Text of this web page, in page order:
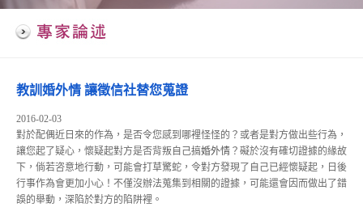
教訓婚外情 讓徵信社替您蒐證
2016-02-03
對於配偶近日來的作為，是否令您感到哪裡怪怪的？或者是對方做出些行為，
讓您起了疑心，懷疑起對方是否背叛自己搞婚外情 ？礙於沒有確切證據的緣故
下，倘若咨意地行動，可能會打草驚蛇，令對方發現了自己已經懷疑起，日後
行事作為會更加小心！不僅沒辦法蒐集到相關的證據，可能還會因而做出了錯
誤的舉動，深陷於對方的陷阱裡。